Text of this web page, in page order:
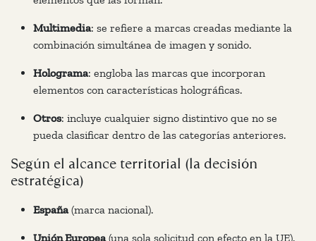
Multimedia: se refiere a marcas creadas mediante la
combinación simultánea de imagen y sonido.
Holograma: engloba las marcas que incorporan
elementos con características holográficas.
Otros: incluye cualquier signo distintivo que no se
pueda clasificar dentro de las categorías anteriores.
Según el alcance territorial (la decisión
estratégica)
España(marca nacional).
Unión Europea(una sola solicitud con efecto en la UE).